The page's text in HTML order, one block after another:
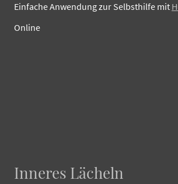
Einfache Anwendung zur Selbsthilfe mit
Online
Inneres Lächeln